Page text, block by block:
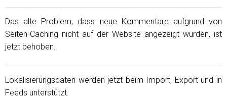
Das alte Problem, dass neue Kommentare aufgrund von
Seiten-Caching nicht auf der Website angezeigt wurden, ist
jetzt behoben.
Lokalisierungsdaten werden jetzt beim Import, Export und in
Feeds unterstützt.